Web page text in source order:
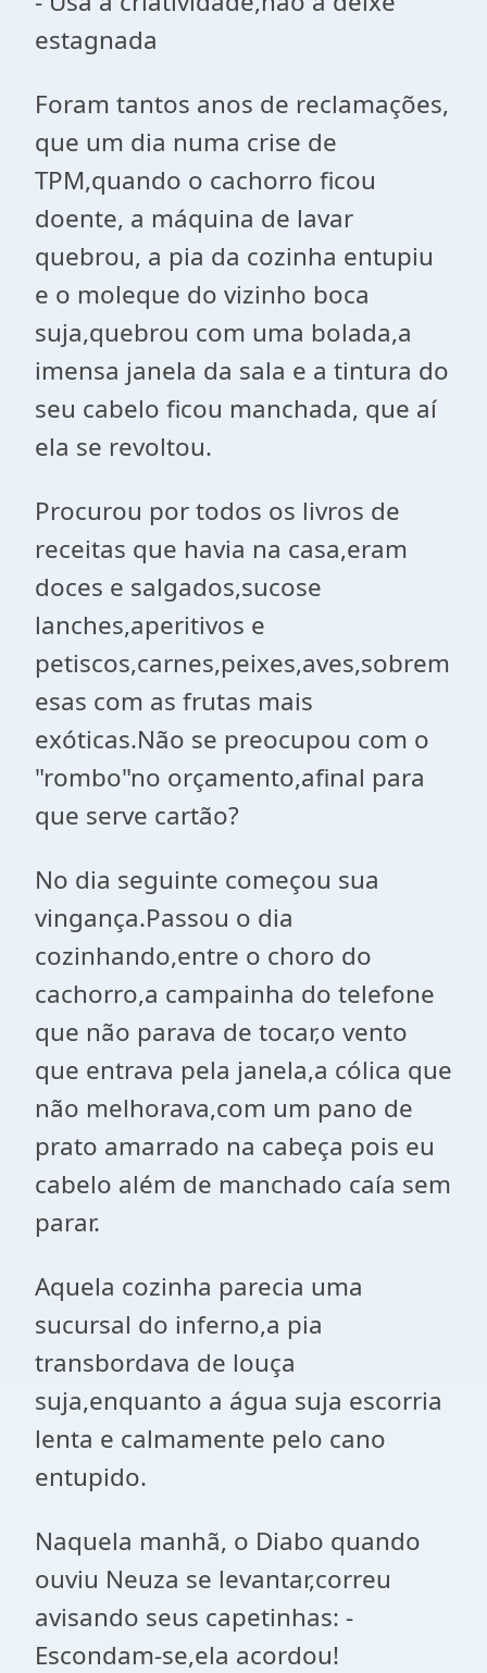
estagnada
Foram tantos anos de reclamações,
que um dia numa crise de
TPM,quando o cachorro ficou
doente, a máquina de lavar
quebrou, a pia da cozinha entupiu
e o moleque do vizinho boca
suja,quebrou com uma bolada,a
imensa janela da sala e a tintura do
seu cabelo ficou manchada, que aí
ela se revoltou.
Procurou por todos os livros de
receitas que havia na casa,eram
doces e salgados,sucose
lanches,aperitivos e
petiscos,carnes,peixes,aves,sobrem
esas com as frutas mais
exóticas.Não se preocupou com o
"rombo"no orçamento,afinal para
que serve cartão?
No dia seguinte começou sua
vingança.Passou o dia
cozinhando,entre o choro do
cachorro,a campainha do telefone
que não parava de tocar,o vento
que entrava pela janela,a cólica que
não melhorava,com um pano de
prato amarrado na cabeça pois eu
cabelo além de manchado caía sem
parar.
Aquela cozinha parecia uma
sucursal do inferno,a pia
transbordava de louça
suja,enquanto a água suja escorria
lenta e calmamente pelo cano
entupido.
Naquela manhã, o Diabo quando
ouviu Neuza se levantar,correu
avisando seus capetinhas: -
Escondam-se,ela acordou!